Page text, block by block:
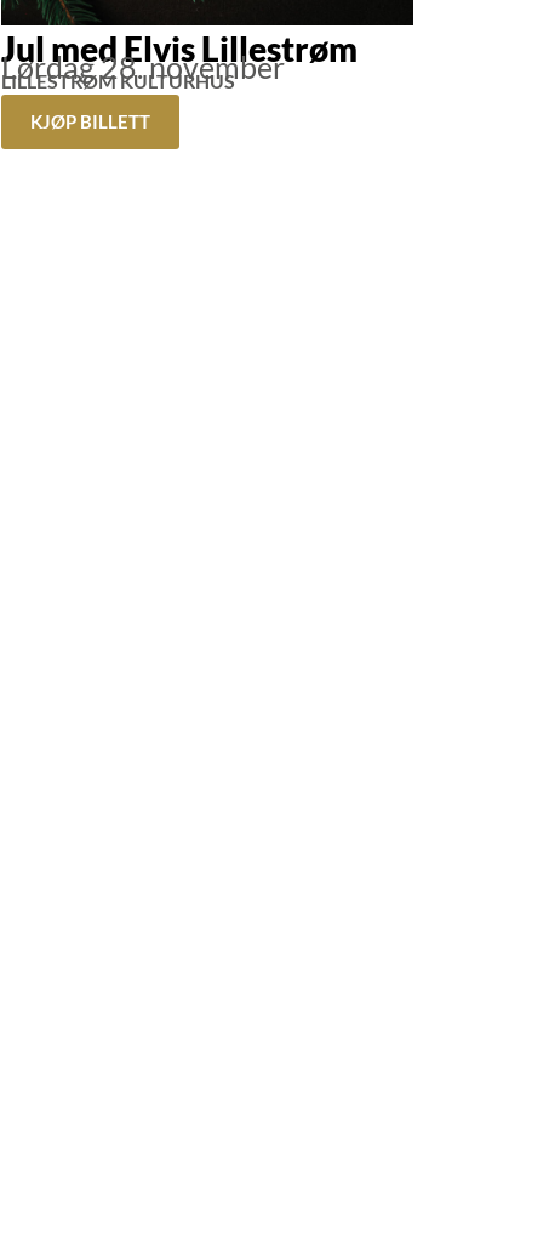
Jul med Elvis Lillestrøm
Lørdag 28. november
LILLESTRØM KULTURHUS
KJØP BILLETT